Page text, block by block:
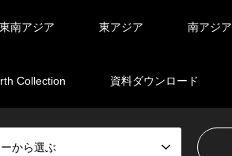
東南アジア 東アジア 南アジア
Collection 資料ダウンロード
から選ぶ